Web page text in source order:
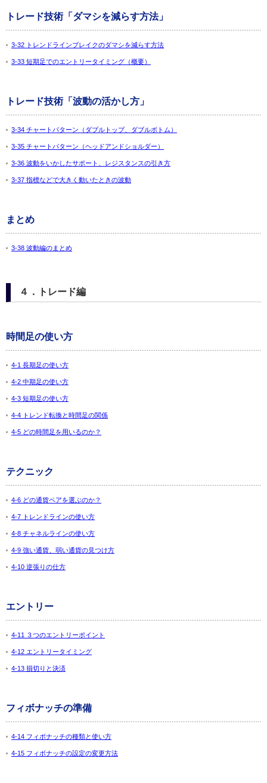
トレード技術「ダマシを減らす方法」
3-32 トレンドラインブレイクのダマシを減らす方法
3-33 短期足でのエントリータイミング（概要）
トレード技術「波動の活かし方」
3-34 チャートパターン（ダブルトップ、ダブルボトム）
3-35 チャートパターン（ヘッドアンドショルダー）
3-36 波動をいかしたサポート、レジスタンスの引き方
3-37 指標などで大きく動いたときの波動
まとめ
3-38 波動編のまとめ
４．トレード編
時間足の使い方
4-1 長期足の使い方
4-2 中期足の使い方
4-3 短期足の使い方
4-4 トレンド転換と時間足の関係
4-5 どの時間足を用いるのか？
テクニック
4-6 どの通貨ペアを選ぶのか？
4-7 トレンドラインの使い方
4-8 チャネルラインの使い方
4-9 強い通貨、弱い通貨の見つけ方
4-10 逆張りの仕方
エントリー
4-11 ３つのエントリーポイント
4-12 エントリータイミング
4-13 損切りと決済
フィボナッチの準備
4-14 フィボナッチの種類と使い方
4-15 フィボナッチの設定の変更方法